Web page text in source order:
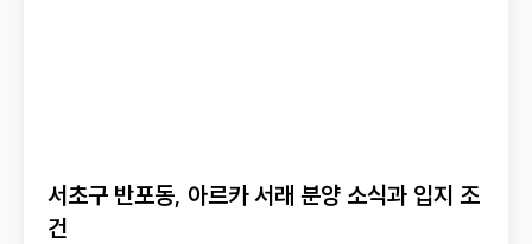
서초구 반포동, 아르카 서래 분양 소식과 입지 조
건